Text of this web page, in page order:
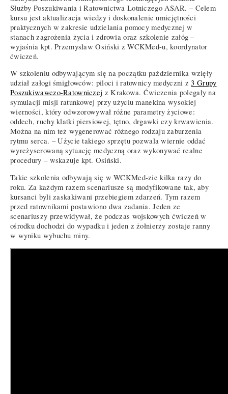
Służby Poszukiwania i Ratownictwa Lotniczego ASAR. – Celem
kursu jest aktualizacja wiedzy i doskonalenie umiejętności
praktycznych w zakresie udzielania pomocy medycznej w
stanach zagrożenia życia i zdrowia oraz szkolenie załóg –
wyjaśnia kpt. Przemysław Osiński z WCKMed-u, koordynator
ćwiczeń.
W szkoleniu odbywającym się na początku października wzięły
udział załogi śmigłowców: piloci i ratownicy medyczni z3 Grupy
Poszukiwawczo-Ratowniczej z Krakowa. Ćwiczenia polegały na
symulacji misji ratunkowej przy użyciu manekina wysokiej
wierności, który odwzorowywał różne parametry życiowe:
oddech, ruchy klatki piersiowej, tętno, drgawki czy krwawienia.
Można na nim też wygenerować różnego rodzaju zaburzenia
rytmu serca. – Użycie takiego sprzętu pozwala wiernie oddać
wyreżyserowaną sytuację medyczną oraz wykonywać realne
procedury – wskazuje kpt. Osiński.
Takie szkolenia odbywają się w WCKMed-zie kilka razy do
roku. Za każdym razem scenariusze są modyfikowane tak, aby
kursanci byli zaskakiwani przebiegiem zdarzeń. Tym razem
przed ratownikami postawiono dwa zadania. Jeden ze
scenariuszy przewidywał, że podczas wojskowych ćwiczeń w
ośrodku dochodzi do wypadku i jeden z żołnierzy zostaje ranny
w wyniku wybuchu miny.